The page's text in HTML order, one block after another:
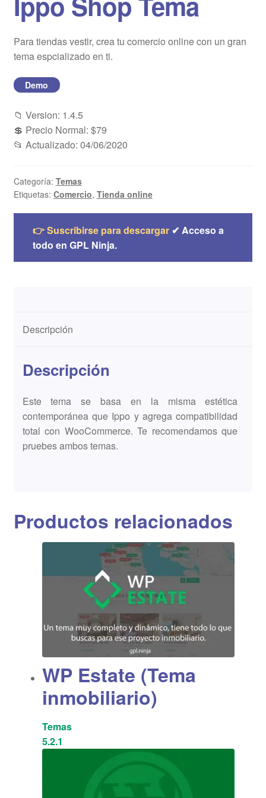
Blog
Mi cuenta
Para tiendas vestir, crea tu comercio online con un gran
tema espcializado en ti.
Demo
📁 Version: 1.4.5
💲 Precio Normal: $79
📂 Actualizado: 04/06/2020
Categoría: Temas
Etiquetas: Comercio, Tienda online
👉 Suscribirse para descargar✔ Acceso a
todo en GPL Ninja.
Descripción
Descripción
Este tema se basa en la misma estética
contemporánea que Ippo y agrega compatibilidad
total con WooCommerce. Te recomendamos que
pruebes ambos temas.
Productos relacionados
WP Estate (Tema
inmobiliario)
Temas
5.2.1